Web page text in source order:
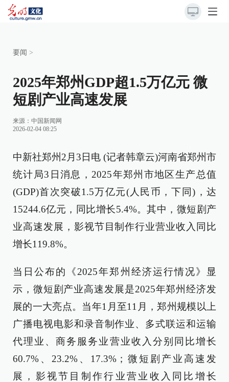
要闻 >
2025年郑州GDP超1.5万亿元 微
短剧产业高速发展
来源： 中国新闻网
2026-02-04 08:25
中新社郑州2月3日电 (记者韩章云)河南省郑州市
统计局3日消息，2025年郑州市地区生产总值
(GDP)首次突破1.5万亿元(人民币，下同)，达
15244.6亿元，同比增长5.4%。其中，微短剧产
业高速发展，影视节目制作行业营业收入同比
增长119.8%。
当日公布的《2025年郑州经济运行情况》显
示，微短剧产业高速发展是2025年郑州经济发
展的一大亮点。当年1月至11月，郑州规模以上
广播电视电影和录音制作业、多式联运和运输
代理业、商务服务业营业收入分别同比增长
60.7%、23.2%、17.3%；微短剧产业高速发
展，影视节目制作行业营业收入同比增长